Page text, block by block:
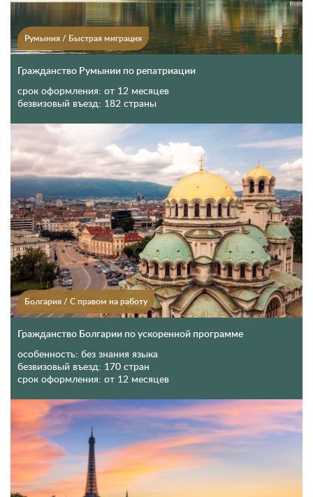
Румыния / Быстрая миграция
Гражданство Румынии по репатриации
срок оформления: от 12 месяцев
безвизовый въезд: 182 страны
Болгария / С правом на работу
Гражданство Болгарии по ускоренной программе
особенность: без знания языка
безвизовый въезд: 170 стран
срок оформления: от 12 месяцев